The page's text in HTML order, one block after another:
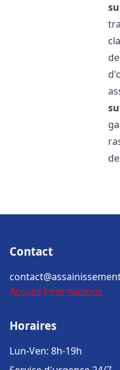
Contact
Accueil Informations
Horaires
Lun-Ven: 8h-19h